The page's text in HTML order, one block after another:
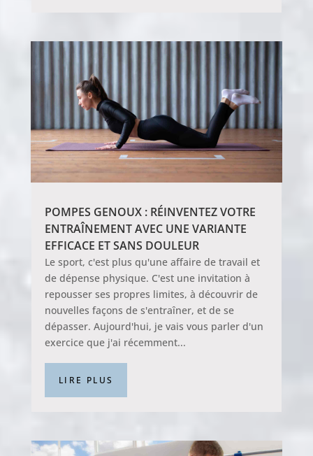
POMPES GENOUX : RÉINVENTEZ VOTRE
ENTRAÎNEMENT AVEC UNE VARIANTE
EFFICACE ET SANS DOULEUR
Le sport, c'est plus qu'une affaire de travail et
de dépense physique. C'est une invitation à
repousser ses propres limites, à découvrir de
nouvelles façons de s'entraîner, et de se
dépasser. Aujourd'hui, je vais vous parler d'un
exercice que j'ai récemment...
LIRE PLUS